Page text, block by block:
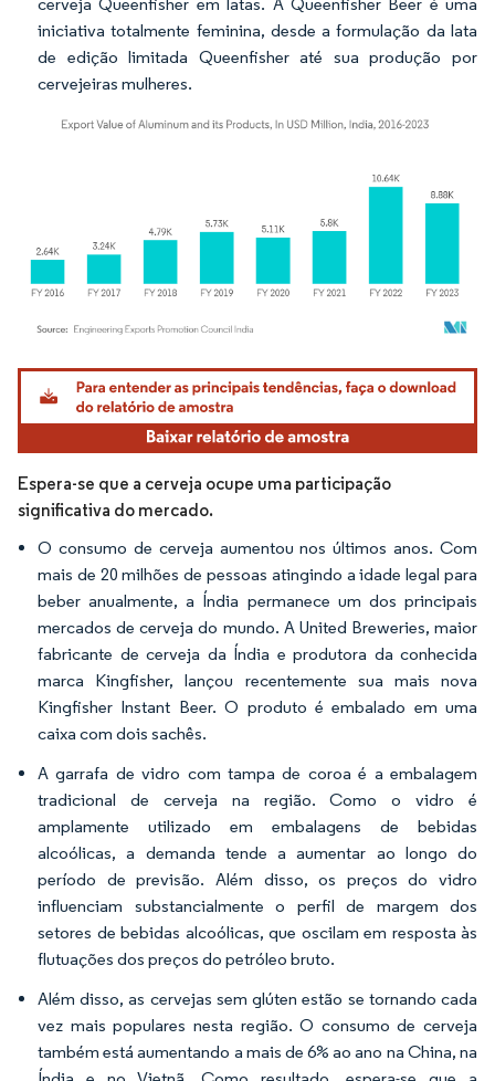
iniciativa totalmente feminina, desde a formulação da lata
de edição limitada Queenfisher até sua produção por
cervejeiras mulheres.
Imagem © Mordor Intelligence. O reuso requer atribuição conforme CC BY 4.0.
Espera-se que a cerveja ocupe uma participação
significativa do mercado.
O consumo de cerveja aumentou nos últimos anos. Com
mais de 20 milhões de pessoas atingindo a idade legal para
beber anualmente, a Índia permanece um dos principais
mercados de cerveja do mundo. A United Breweries, maior
fabricante de cerveja da Índia e produtora da conhecida
marca Kingfisher, lançou recentemente sua mais nova
Kingfisher Instant Beer. O produto é embalado em uma
caixa com dois sachês.
A garrafa de vidro com tampa de coroa é a embalagem
tradicional de cerveja na região. Como o vidro é
amplamente utilizado em embalagens de bebidas
alcoólicas, a demanda tende a aumentar ao longo do
período de previsão. Além disso, os preços do vidro
influenciam substancialmente o perfil de margem dos
setores de bebidas alcoólicas, que oscilam em resposta às
flutuações dos preços do petróleo bruto.
Além disso, as cervejas sem glúten estão se tornando cada
vez mais populares nesta região. O consumo de cerveja
também está aumentando a mais de 6% ao ano na China, na